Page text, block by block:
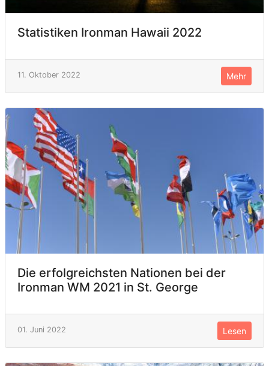
Statistiken Ironman Hawaii 2022
11. Oktober 2022 Mehr
Die erfolgreichsten Nationen bei der
Ironman WM 2021 in St. George
01. Juni 2022 Lesen